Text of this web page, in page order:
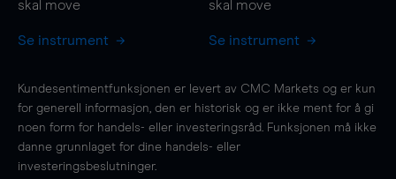
skal move
Se instrument
skal move
Se instrument
Kundesentimentfunksjonen er levert av CMC Markets og er kun
for generell informasjon, den er historisk og er ikke ment for å gi
noen form for handels- eller investeringsråd. Funksjonen må ikke
danne grunnlaget for dine handels- eller
investeringsbeslutninger.